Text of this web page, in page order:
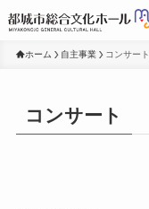
ホーム 自主事業 コンサート
コンサート